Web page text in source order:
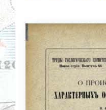
Партнеры